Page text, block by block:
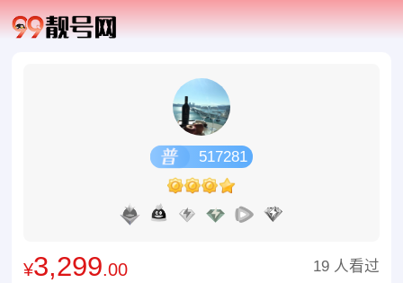
517281
¥3,299.00 19 人看过